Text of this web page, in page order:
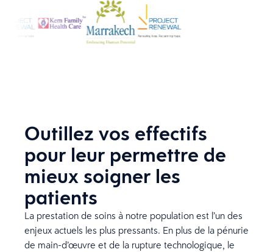
Outillez vos effectifs
pour leur permettre de
mieux soigner les
patients
La prestation de soins à notre population est l’un des
enjeux actuels les plus pressants. En plus de la pénurie
de main-d’œuvre et de la rupture technologique, le